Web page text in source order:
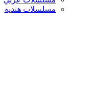
مسلسلات هندية